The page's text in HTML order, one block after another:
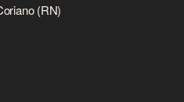
(RN)